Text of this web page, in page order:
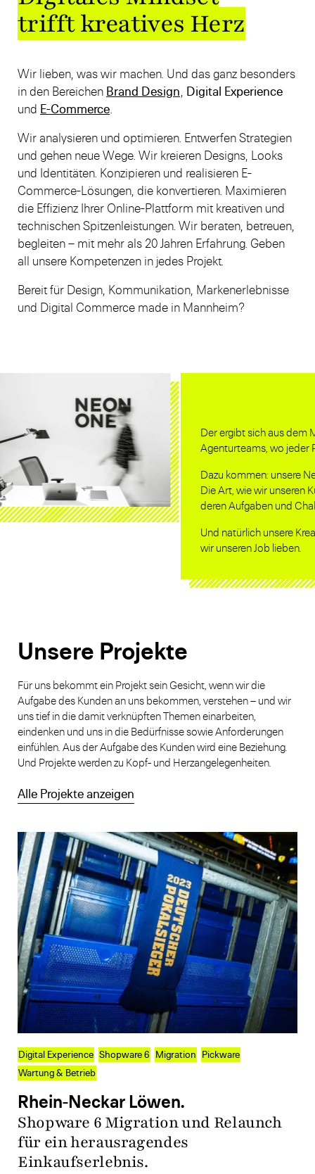
trifft kreatives Herz
Wir lieben, was wir machen. Und das ganz besonders
in den Bereichen Brand Design, Digital Experience
und E-Commerce.
Wir analysieren und optimieren. Entwerfen Strategien
und gehen neue Wege. Wir kreieren Designs, Looks
und Identitäten. Konzipieren und realisieren E-
Commerce-Lösungen, die konvertieren. Maximieren
die Effizienz Ihrer Online-Plattform mit kreativen und
technischen Spitzenleistungen. Wir beraten, betreuen,
begleiten – mit mehr als 20 Jahren Erfahrung. Geben
all unsere Kompetenzen in jedes Projekt.
Bereit für Design, Kommunikation, Markenerlebnisse
und Digital Commerce made in Mannheim?
Der ergibt sich aus dem
Agenturteams, wo jeder
Dazu kommen: unsere
Die Art, wie wir unseren
deren Aufgaben und
Und natürlich unsere
wir unseren Job lieben.
Unsere Projekte
Für uns bekommt ein Projekt sein Gesicht, wenn wir die
Aufgabe des Kunden an uns bekommen, verstehen – und wir
uns tief in die damit verknüpften Themen einarbeiten,
eindenken und uns in die Bedürfnisse sowie Anforderungen
einfühlen. Aus der Aufgabe des Kunden wird eine Beziehung.
Und Projekte werden zu Kopf- und Herzangelegenheiten.
Alle Projekte anzeigen
Digital Experience Shopware 6 Migration Pickware
Wartung & Betrieb
Rhein-Neckar Löwen.
Shopware 6 Migration und Relaunch
für ein herausragendes
Einkaufserlebnis.